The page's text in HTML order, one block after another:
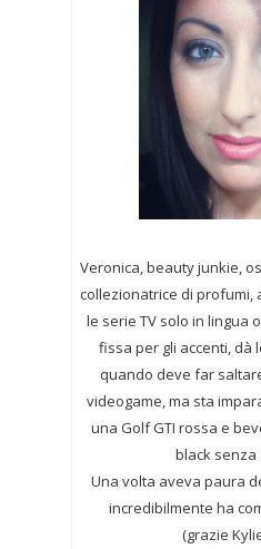
Veronica, beauty junkie,
collezionatrice di profumi,
le serie TV solo in lingua
fissa per gli accenti, dà
quando deve far
videogame, ma sta
una Golf GTI rossa e
black senza
Una volta aveva paura
incredibilmente ha
(grazie